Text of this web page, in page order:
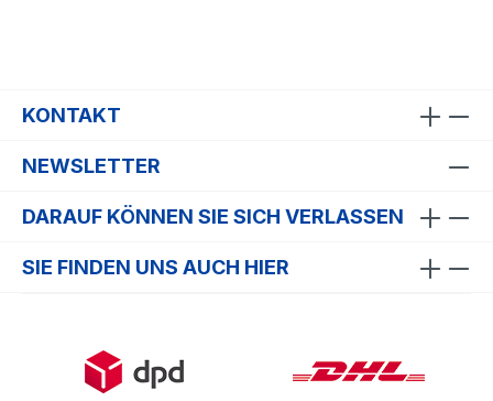
KONTAKT
NEWSLETTER
DARAUF KÖNNEN SIE SICH VERLASSEN
SIE FINDEN UNS AUCH HIER